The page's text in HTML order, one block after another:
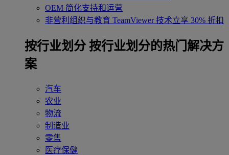
OEM 简化支持和运营
非营利组织与教育 TeamViewer 技术立享 30% 折扣
‌按行业划分 按行业划分的热门解决方
案
汽车
农业
物流
制造业
零售
医疗保健